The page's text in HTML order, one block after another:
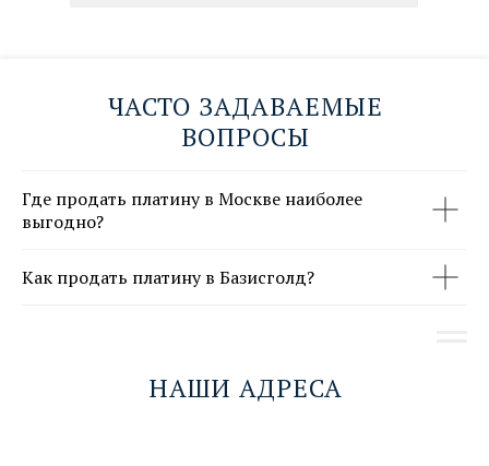
НАПИШИТЕ ДИРЕКТОРУ →
ЧАСТО ЗАДАВАЕМЫЕ
ВОПРОСЫ
Где продать платину в Москве наиболее
выгодно?
Как продать платину в Базисголд?
НАШИ АДРЕСА